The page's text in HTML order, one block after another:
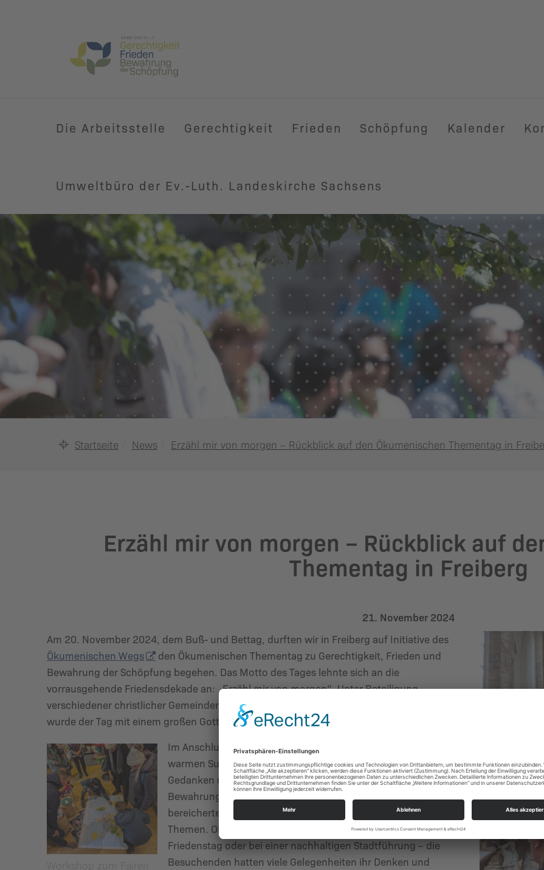
Die Arbeitsstelle Gerechtigkeit Frieden Schöpfung Kalender
Umweltbüro der Ev.-Luth. Landeskirche Sachsens
Startseite News Erzähl mir von morgen – Rückblick auf den Ökumenischen Thementag in
Erzähl mir von morgen – Rückblick auf
Thementag in Freiberg
21. November 2024
Am 20. November 2024, dem Buß- und Bettag, durften wir in Freiberg auf Initiative des
Ökumenischen Wegs
den Ökumenischen Thementag zu Gerechtigkeit, Frieden und
Bewahrung der Schöpfung begehen. Das Motto des Tages lehnte sich an die
vorrausgehende Friedensdekade an: „Erzähl mir von morgen“. Unter Beteiligung
verschiedener christlicher Gemeinden und Initiativen der freiberger Zivilgesellschaft
wurde der Tag mit einem großen Gottesdienst im Dom St Marien eröffnet.
Im Anschluss daran konnten sich die Besuchenden bei einer
warmen Suppe und Getränken kennenlernen und über ihre
Gedanken und Erfahrungen zu Gerechtigkeit, Frieden und der
Bewahrung der Schöpfung austauschen. Den Nachmittag
bereicherten spannende Workshops und Vorträge zu den
Themen. Ob zum Klimaschutzkonzept, dem Chemnitzer
Friedenstag oder bei einer nachhaltigen Stadtführung – die
Besuchenden hatten viele Gelegenheiten ihr Denken und